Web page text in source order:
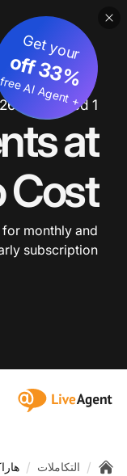
1 July – 31st August 2026 *extended
at
Cost
Get your
3
3
%
o
ff
+
At
for monthly and
subscription
:site.title
/ التكاملات /